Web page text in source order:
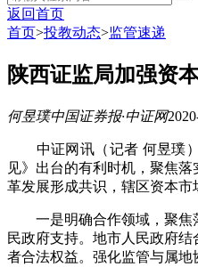
返回首页
首页>投教动态>监管速递
陕西证监局加强资
何昱璞中国证券报·中证网
中证网讯（记者 何昱璞）
见》出台的有利时机，聚焦
革发展形成共识，辖区资本市
一是明确合作领域，聚焦落
民政府支持。地市人民政府
者合法权益。强化监管与属